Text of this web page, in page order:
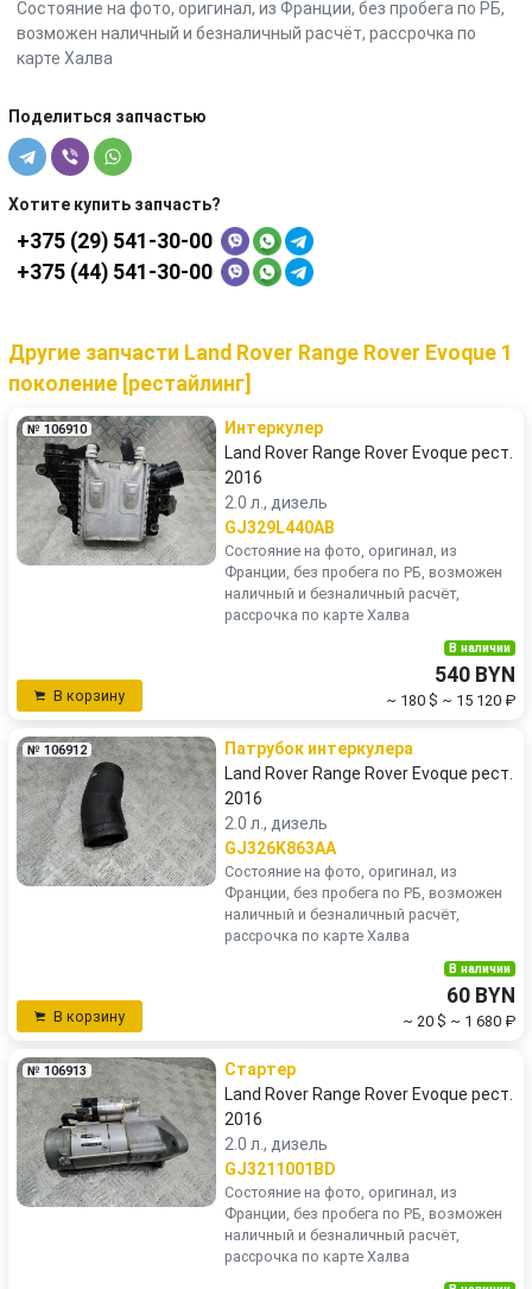
Состояние на фото, оригинал, из Франции, без пробега по РБ,
возможен наличный и безналичный расчёт, рассрочка по
карте Халва
Поделиться запчастью
Хотите купить запчасть?
+375 (29) 541-30-00
+375 (44) 541-30-00
Другие запчасти Land Rover Range Rover Evoque 1
поколение [рестайлинг]
№ 106910
Интеркулер
Land Rover Range Rover Evoque рест.
2016
2.0 л., дизель
GJ329L440AB
Состояние на фото, оригинал, из
Франции, без пробега по РБ, возможен
наличный и безналичный расчёт,
рассрочка по карте Халва
В корзину
В наличии
540 BYN
~ 180 $ ~ 15 120 ₽
№ 106912
Патрубок интеркулера
Land Rover Range Rover Evoque рест.
2016
2.0 л., дизель
GJ326K863AA
Состояние на фото, оригинал, из
Франции, без пробега по РБ, возможен
наличный и безналичный расчёт,
рассрочка по карте Халва
В корзину
В наличии
60 BYN
~ 20 $ ~ 1 680 ₽
№ 106913
Стартер
Land Rover Range Rover Evoque рест.
2016
2.0 л., дизель
GJ3211001BD
Состояние на фото, оригинал, из
Франции, без пробега по РБ, возможен
наличный и безналичный расчёт,
рассрочка по карте Халва